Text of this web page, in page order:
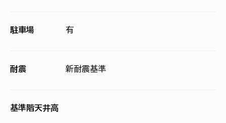
駐車場 有
耐震 新耐震基準
基準階天井高